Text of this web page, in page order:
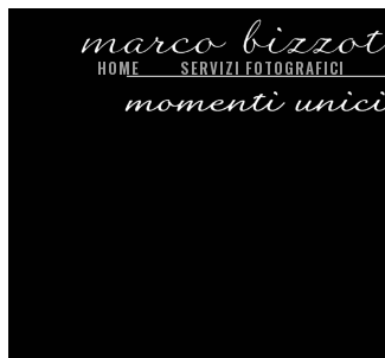
HOME SERVIZI FOTOGRAFICI